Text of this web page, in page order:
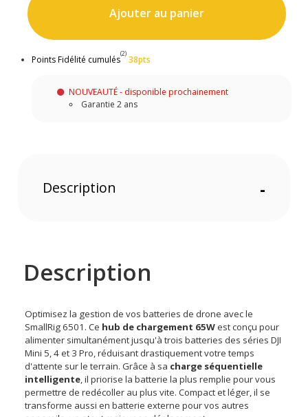
Ajouter au panier
Points Fidélité cumulés
(2)
38pts
NOUVEAUTÉ - disponible prochainement
Garantie 2 ans
Description -
Description
Optimisez la gestion de vos batteries de drone avec le
SmallRig 6501. Ce hub de chargement 65West conçu pour
alimenter simultanément jusqu'à trois batteries des séries DJI
Mini 5, 4 et 3 Pro, réduisant drastiquement votre temps
d'attente sur le terrain. Grâce à sa charge séquentielle
intelligente, il priorise la batterie la plus remplie pour vous
permettre de redécoller au plus vite. Compact et léger, il se
transforme aussi en batterie externe pour vos autres